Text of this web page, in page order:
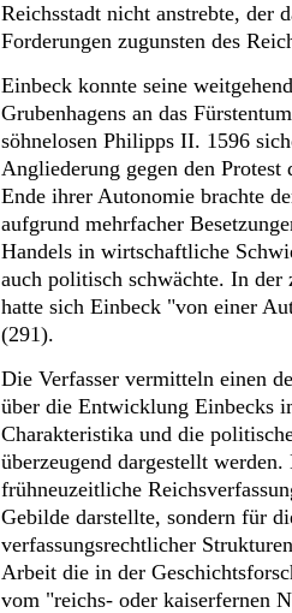
Reichsstadt nicht anstrebte, der
Forderungen zugunsten des
Einbeck konnte seine
Grubenhagens an das
söhnelosen Philipps II. 1596
Angliederung gegen den
Ende ihrer Autonomie brachte
aufgrund mehrfacher
Handels in wirtschaftliche
auch politisch schwächte. In der
hatte sich Einbeck "von einer
(291).
Die Verfasser vermitteln einen
über die Entwicklung Einbecks
Charakteristika und die
überzeugend dargestellt
frühneuzeitliche
Gebilde darstellte, sondern für
verfassungsrechtlicher
Arbeit die in der
vom "reichs- oder kaiserfernen